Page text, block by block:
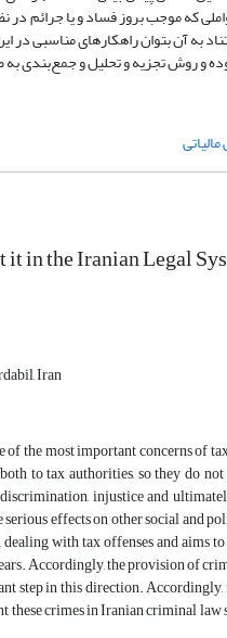
که موجب بروز فساد و یا جرائم
به آن بتوان راهکارهای مناسبی
و روش تجزیه و تحلیل و جمع‌بندی
in the Iranian Legal
Iran
the most important concerns of
to tax authorities, so they do
injustice and
effects on other social and
with tax offenses and aims
Accordingly, the provision of
step in this direction.
these crimes in Iranian criminal